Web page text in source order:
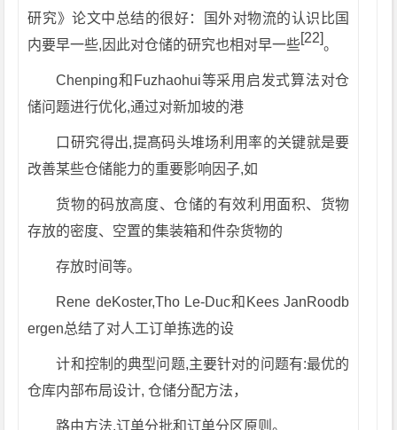
研究》论文中总结的很好：国外对物流的认识比国
内要早一些,因此对仓储的研究也相对早一些[22]。
Chenping和Fuzhaohui等采用启发式算法对仓
储问题进行优化,通过对新加坡的港
口研究得出,提髙码头堆场利用率的关键就是要
改善某些仓储能力的重要影响因子,如
货物的码放高度、仓储的有效利用面积、货物
存放的密度、空置的集装箱和件杂货物的
存放时间等。
Rene deKoster,Tho Le-Duc和Kees JanRoodb
ergen总结了对人工订单拣选的设
计和控制的典型问题,主要针对的问题有:最优的
仓库内部布局设计, 仓储分配方法，
路由方法,订单分批和订单分区原则。